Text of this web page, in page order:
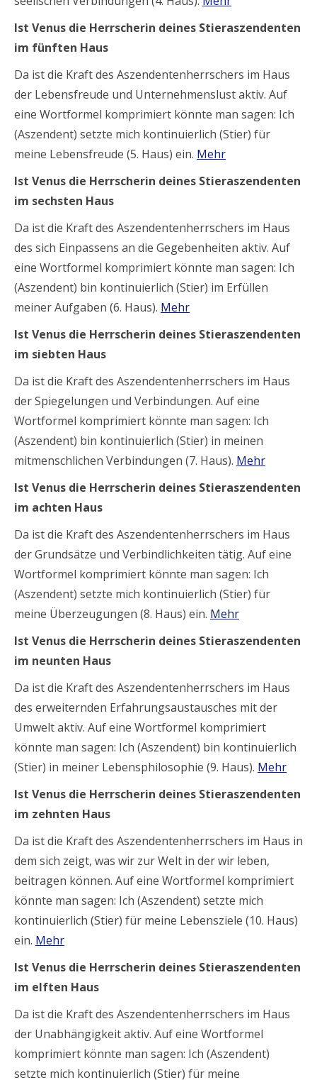
Ist Venus die Herrscherin deines Stieraszendenten
im fünften Haus
Da ist die Kraft des Aszendentenherrschers im Haus
der Lebensfreude und Unternehmenslust aktiv. Auf
eine Wortformel komprimiert könnte man sagen: Ich
(Aszendent) setzte mich kontinuierlich (Stier) für
meine Lebensfreude (5. Haus) ein. Mehr
Ist Venus die Herrscherin deines Stieraszendenten
im sechsten Haus
Da ist die Kraft des Aszendentenherrschers im Haus
des sich Einpassens an die Gegebenheiten aktiv. Auf
eine Wortformel komprimiert könnte man sagen: Ich
(Aszendent) bin kontinuierlich (Stier) im Erfüllen
meiner Aufgaben (6. Haus). Mehr
Ist Venus die Herrscherin deines Stieraszendenten
im siebten Haus
Da ist die Kraft des Aszendentenherrschers im Haus
der Spiegelungen und Verbindungen. Auf eine
Wortformel komprimiert könnte man sagen: Ich
(Aszendent) bin kontinuierlich (Stier) in meinen
mitmenschlichen Verbindungen (7. Haus). Mehr
Ist Venus die Herrscherin deines Stieraszendenten
im achten Haus
Da ist die Kraft des Aszendentenherrschers im Haus
der Grundsätze und Verbindlichkeiten tätig. Auf eine
Wortformel komprimiert könnte man sagen: Ich
(Aszendent) setzte mich kontinuierlich (Stier) für
meine Überzeugungen (8. Haus) ein. Mehr
Ist Venus die Herrscherin deines Stieraszendenten
im neunten Haus
Da ist die Kraft des Aszendentenherrschers im Haus
des erweiternden Erfahrungsaustausches mit der
Umwelt aktiv. Auf eine Wortformel komprimiert
könnte man sagen: Ich (Aszendent) bin kontinuierlich
(Stier) in meiner Lebensphilosophie (9. Haus). Mehr
Ist Venus die Herrscherin deines Stieraszendenten
im zehnten Haus
Da ist die Kraft des Aszendentenherrschers im Haus in
dem sich zeigt, was wir zur Welt in der wir leben,
beitragen können. Auf eine Wortformel komprimiert
könnte man sagen: Ich (Aszendent) setzte mich
kontinuierlich (Stier) für meine Lebensziele (10. Haus)
ein. Mehr
Ist Venus die Herrscherin deines Stieraszendenten
im elften Haus
Da ist die Kraft des Aszendentenherrschers im Haus
der Unabhängigkeit aktiv. Auf eine Wortformel
komprimiert könnte man sagen: Ich (Aszendent)
setzte mich kontinuierlich (Stier) für meine